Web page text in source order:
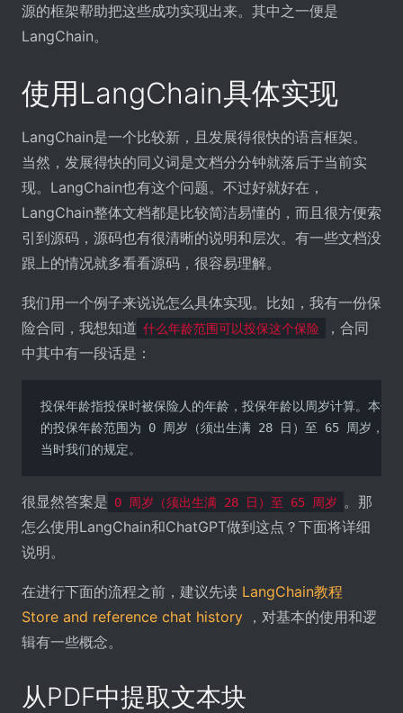
源的框架帮助把这些成功实现出来。其中之一便是
LangChain。
使用LangChain具体实现
LangChain是一个比较新，且发展得很快的语言框架。
当然，发展得快的同义词是文档分分钟就落后于当前实
现。LangChain也有这个问题。不过好就好在，
LangChain整体文档都是比较简洁易懂的，而且很方便索
引到源码，源码也有很清晰的说明和层次。有一些文档没
跟上的情况就多看看源码，很容易理解。
我们用一个例子来说说怎么具体实现。比如，我有一份保
险合同，我想知道 什么年龄范围可以投保这个保险
，合同
中其中有一段话是：
投保年龄指投保时被保险人的年龄，投保年龄以周岁计算。本合
的投保年龄范围为 0 周岁（须出生满 28 日）至 65 周岁，且
当时我们的规定。
很显然答案是 0 周岁（须出生满 28 日）至 65 周岁
。那
怎么使用LangChain和ChatGPT做到这点？下面将详细
说明。
在进行下面的流程之前，建议先读 LangChain教程
Store and reference chat history ，对基本的使用和逻
辑有一些概念。
从PDF中提取文本块